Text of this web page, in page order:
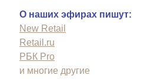
О наших эфирах пишут:
New Retail
Retail.ru
РБК Pro
и многие другие